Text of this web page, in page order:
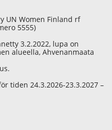
UN Women Finland rf
5555)
3.2.2022, lupa on
alueella, Ahvenanmaata
tiden 24.3.2026-23.3.2027 –